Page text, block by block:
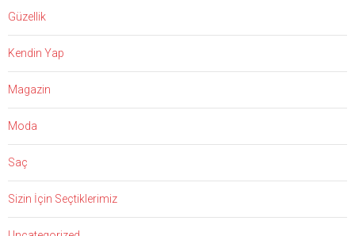
Güzellik
Kendin Yap
Magazin
Moda
Saç
Sizin İçin Seçtiklerimiz